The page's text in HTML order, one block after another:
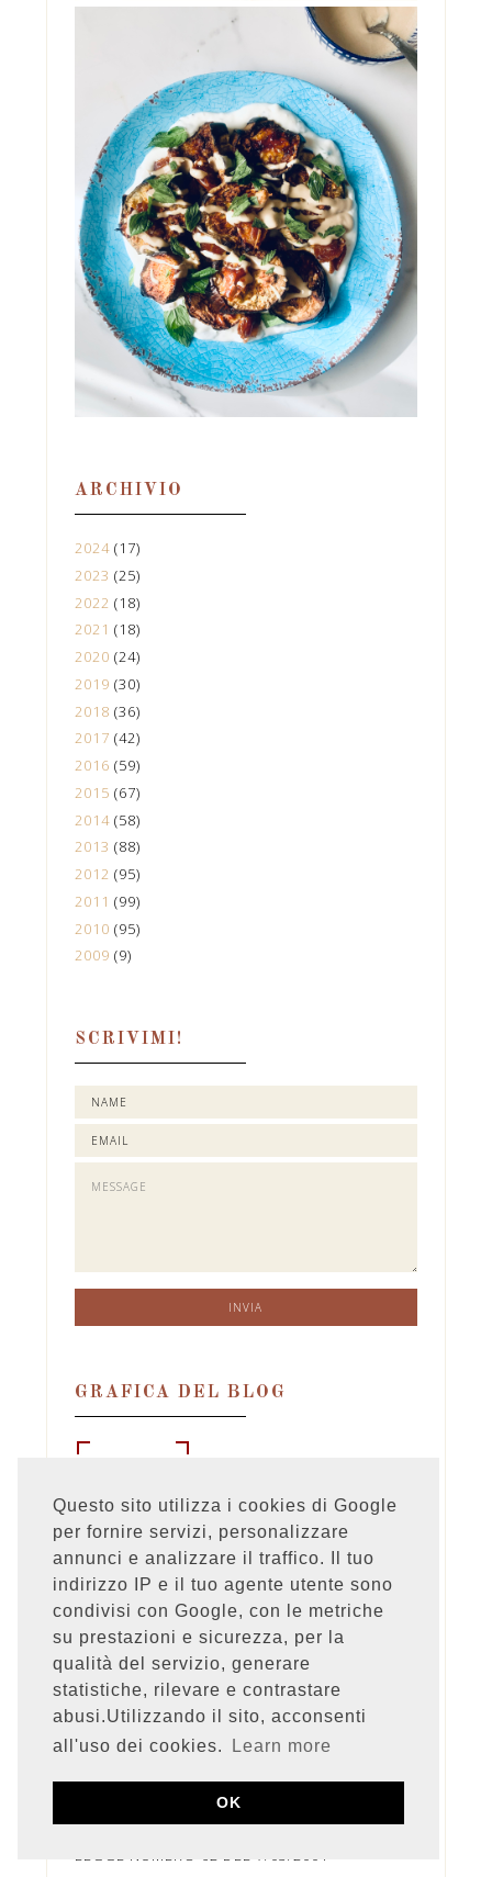
Questo sito utilizza i cookies di Google
per fornire servizi, personalizzare
annunci e analizzare il traffico. Il tuo
indirizzo IP e il tuo agente utente sono
condivisi con Google, con le metriche
su prestazioni e sicurezza, per la
qualità del servizio, generare
statistiche, rilevare e contrastare
abusi.Utilizzando il sito, acconsenti
all'uso dei cookies.
Learn more
OK
INSALATA DI ELANZANE
CON DATTERI, YOGURT
E TAHINI
Ci si può innamorare di una insalata di
melanzane? Ebbene, provate questa e mi
saprete dire. Glute...
ARCHIVIO
2024 (17)
2023 (25)
2022 (18)
2021 (18)
2020 (24)
2019 (30)
2018 (36)
2017 (42)
2016 (59)
2015 (67)
2014 (58)
2013 (88)
2012 (95)
2011 (99)
2010 (95)
2009 (9)
SCRIVIMI!
GRAFICA DEL BLOG
Foto e testi di questo blog sono proprietà
esclusiva di Stefania Orlando. Il loro uso è
concesso solo previa autorizzazione
dell'autrice.
QUESTO BLOG NON RAPPRESENTA UNA
AGGIORNATO SENZA ALCUNA PERIODICITA'.
LEGGE NUMERO 62 DEL 7/03/2001